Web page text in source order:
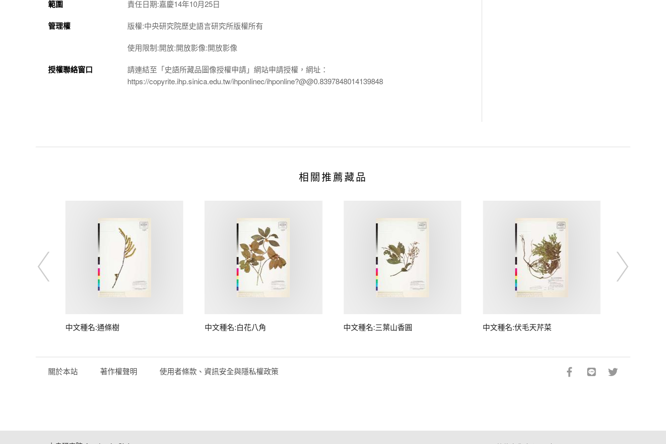
範圍 責任日期:嘉慶14年10月25日
管理權 版權:中央研究院歷史語言研究所版權所有
使用限制:開放:開放影像:開放影像
授權聯絡窗口
請連結至「史語所藏品圖像授權申請」網站申請授權，網址：
https://copyrite.ihp.sinica.edu.tw/ihponlinec/ihponline?@@0.8397848014139848
相關推薦藏品
中文種名:通條樹 中文種名:白花八角 中文種名:三葉山香圓 中文種名:伏毛天芹菜
關於本站 著作權聲明 使用者條款、資訊安全與隱私權政策